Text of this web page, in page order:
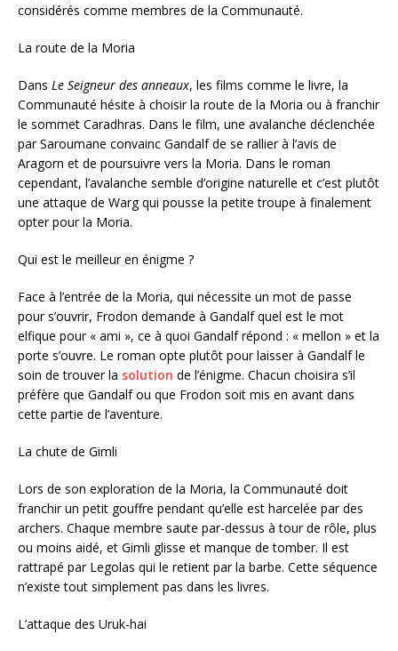
considérés comme membres de la Communauté.
La route de la Moria
Dans Le Seigneur des anneaux, les films comme le livre, la
Communauté hésite à choisir la route de la Moria ou à franchir
le sommet Caradhras. Dans le film, une avalanche déclenchée
par Saroumane convainc Gandalf de se rallier à l’avis de
Aragorn et de poursuivre vers la Moria. Dans le roman
cependant, l’avalanche semble d’origine naturelle et c’est plutôt
une attaque de Warg qui pousse la petite troupe à finalement
opter pour la Moria.
Qui est le meilleur en énigme ?
Face à l’entrée de la Moria, qui nécessite un mot de passe
pour s’ouvrir, Frodon demande à Gandalf quel est le mot
elfique pour « ami », ce à quoi Gandalf répond : « mellon » et la
porte s’ouvre. Le roman opte plutôt pour laisser à Gandalf le
soin de trouver la solution de l’énigme. Chacun choisira s’il
préfère que Gandalf ou que Frodon soit mis en avant dans
cette partie de l’aventure.
La chute de Gimli
Lors de son exploration de la Moria, la Communauté doit
franchir un petit gouffre pendant qu’elle est harcelée par des
archers. Chaque membre saute par-dessus à tour de rôle, plus
ou moins aidé, et Gimli glisse et manque de tomber. Il est
rattrapé par Legolas qui le retient par la barbe. Cette séquence
n’existe tout simplement pas dans les livres.
L’attaque des Uruk-hai